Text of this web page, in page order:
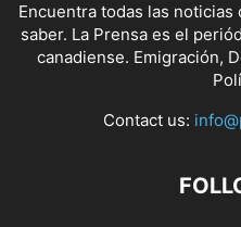
Encuentra todas las
saber. La Prensa es el
canadiense. Emigración,
Contact us: